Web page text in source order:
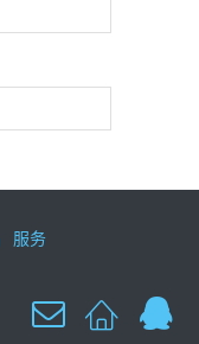
服务